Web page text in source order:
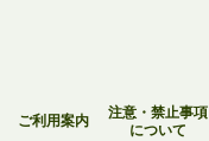
ご利用案内
注意・禁止事項
について